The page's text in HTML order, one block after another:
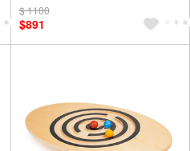
$ 1100
$891